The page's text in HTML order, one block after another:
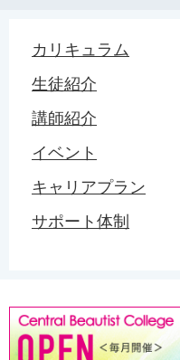
カリキュラム
生徒紹介
講師紹介
イベント
キャリアプラン
サポート体制